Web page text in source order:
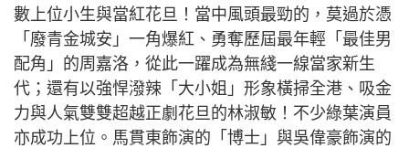
數上位小生與當紅花旦！當中風頭最勁的，莫過於憑
「廢青金城安」一角爆紅、勇奪歷屆最年輕「最佳男
配角」的周嘉洛，從此一躍成為無綫一線當家新生
代；還有以強悍潑辣「大小姐」形象橫掃全港、吸金
力與人氣雙雙超越正劇花旦的林淑敏！不少綠葉演員
亦成功上位。馬貫東飾演的「博士」與吳偉豪飾演的